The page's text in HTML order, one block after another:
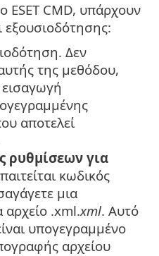
ESET CMD, υπάρχουν
εξουσιοδότησης:
Δεν
της μεθόδου,
εισαγωγή
αποτελεί
ρυθμίσεων για
κωδικός
μια
.xml.xml. Αυτό
υπογεγραμμένο
αρχείου